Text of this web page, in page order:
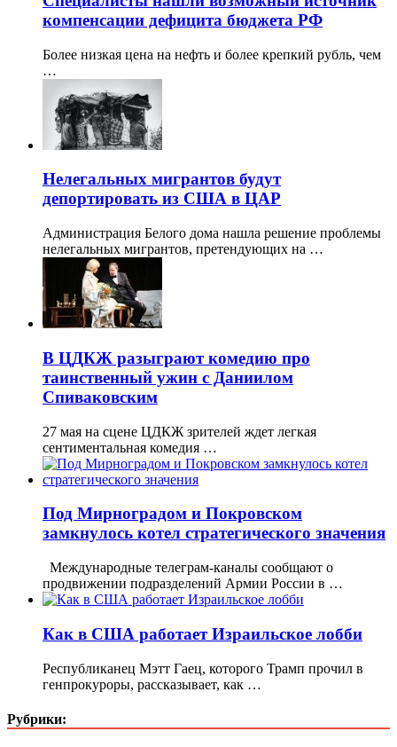
компенсации дефицита бюджета РФ
Более низкая цена на нефть и более крепкий рубль, чем
…
Нелегальных мигрантов будут
депортировать из США в ЦАР
Администрация Белого дома нашла решение проблемы
нелегальных мигрантов, претендующих на …
В ЦДКЖ разыграют комедию про
таинственный ужин с Даниилом
Спиваковским
27 мая на сцене ЦДКЖ зрителей ждет легкая
сентиментальная комедия …
Под Мирноградом и Покровском
замкнулось котел стратегического значения
Международные телеграм-каналы сообщают о
продвижении подразделений Армии России в …
Как в США работает Израильское лобби
Республиканец Мэтт Гаец, которого Трамп прочил в
генпрокуроры, рассказывает, как …
Рубрики: